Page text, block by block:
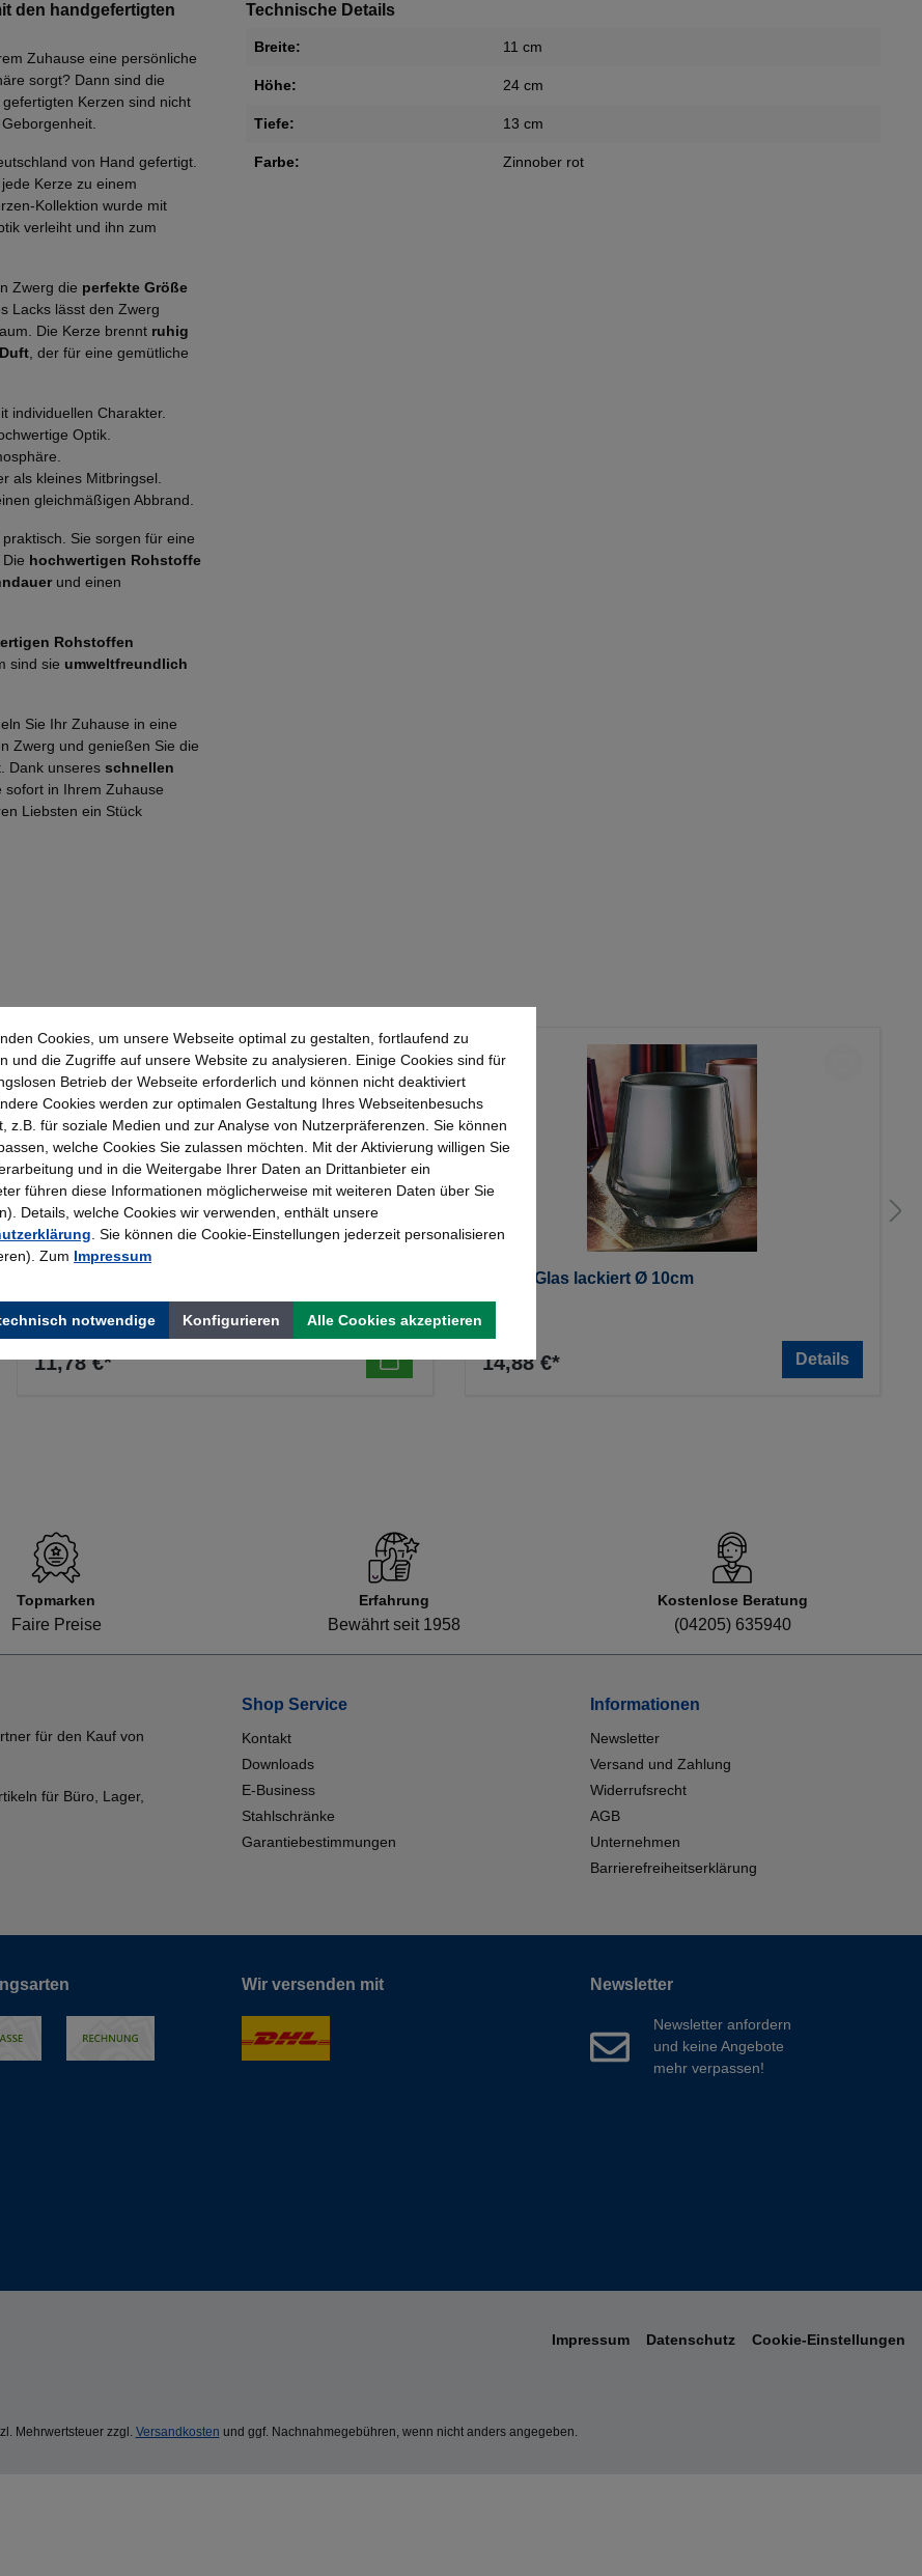
den handgefertigten
Zuhause eine persönliche
sorgt? Dann sind die
Kerzen sind nicht
von Hand gefertigt.
Kerze zu einem
Kollektion wurde mit
verleiht und ihn zum
Zwerg die perfekte Größe
Lacks lässt den Zwerg
Die Kerze brennt ruhig
, der für eine gemütliche
individuellen Charakter.
Optik.
als kleines Mitbringsel.
gleichmäßigen Abbrand.
Sie sorgen für eine
hochwertigen Rohstoffe
und einen
Rohstoffen
sind sie umweltfreundlich
Sie Ihr Zuhause in eine
Zwerg und genießen Sie die
Dank unseres schnellen
sofort in Ihrem Zuhause
Liebsten ein Stück
Technische Details
Breite: 11 cm
Höhe: 24 cm
Tiefe: 13 cm
Farbe: Zinnober rot
Ausstechform/ Plätzchenform, 009 Elfenbein
11,78 €*
Oscar-Glas lackiert Ø 10cm
14,88 €* Details
Topmarken
Faire Preise
Erfahrung
Bewährt seit 1958
Kostenlose Beratung
(04205) 635940
für den Kauf von
für Büro, Lager,
Shop Service
Kontakt
Downloads
E-Business
Stahlschränke
Garantiebestimmungen
Informationen
Newsletter
Versand und Zahlung
Widerrufsrecht
AGB
Unternehmen
Barrierefreiheitserklärung
Wir versenden mit Newsletter
Newsletter anfordern
und keine Angebote
mehr verpassen!
Impressum Datenschutz Cookie-Einstellungen
Mehrwertsteuer zzgl. Versandkosten und ggf. Nachnahmegebühren, wenn nicht anders angegeben.
Cookies, um unsere Webseite optimal zu gestalten, fortlaufend zu
und die Zugriffe auf unsere Website zu analysieren. Einige Cookies sind für
Betrieb der Webseite erforderlich und können nicht deaktiviert
Cookies werden zur optimalen Gestaltung Ihres Webseitenbesuchs
z.B. für soziale Medien und zur Analyse von Nutzerpräferenzen. Sie können
welche Cookies Sie zulassen möchten. Mit der Aktivierung willigen Sie
und in die Weitergabe Ihrer Daten an Drittanbieter ein
führen diese Informationen möglicherweise mit weiteren Daten über Sie
Details, welche Cookies wir verwenden, enthält unsere
. Sie können die Cookie-Einstellungen jederzeit personalisieren
Zum Impressum
notwendige Konfigurieren Alle Cookies akzeptieren